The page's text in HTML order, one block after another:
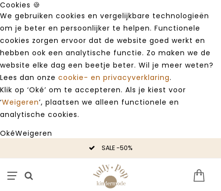
Cookies 🍪
We gebruiken cookies en vergelijkbare technologieën
om je beter en persoonlijker te helpen. Functionele
cookies zorgen ervoor dat de website goed werkt en
hebben ook een analytische functie. Zo maken we de
website elke dag een beetje beter. Wil je meer weten?
Lees dan onze cookie- en privacyverklaring.
Klik op ‘Oké’ om te accepteren. Als je kiest voor
‘Weigeren’, plaatsen we alleen functionele en
analytische cookies.
OkéWeigeren
SALE -50%